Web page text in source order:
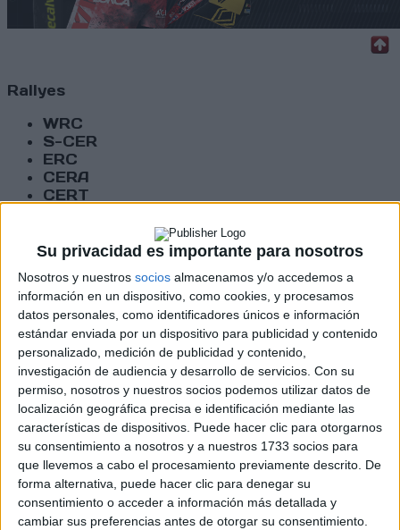
Su privacidad es importante para nosotros
Nosotros y nuestros socios almacenamos y/o accedemos a
información en un dispositivo, como cookies, y procesamos
datos personales, como identificadores únicos e información
estándar enviada por un dispositivo para publicidad y contenido
personalizado, medición de publicidad y contenido,
investigación de audiencia y desarrollo de servicios. Con su
permiso, nosotros y nuestros socios podemos utilizar datos de
localización geográfica precisa e identificación mediante las
características de dispositivos. Puede hacer clic para otorgarnos
su consentimiento a nosotros y a nuestros 1733 socios para
que llevemos a cabo el procesamiento previamente descrito. De
forma alternativa, puede hacer clic para denegar su
consentimiento o acceder a información más detallada y
cambiar sus preferencias antes de otorgar su consentimiento.
Rallyes
WRC
S-CER
ERC
CERA
CERT
Campeonatos Autonómicos
Históricos
RallyCross
Circuitos
F1
Fórmula E
F2 / F3 / F4
Resistencia
Indycar
Otros
Producto
Producto